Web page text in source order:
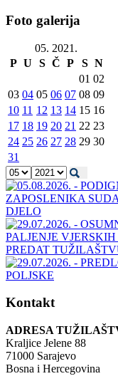
Foto galerija
05. 2021.
P U S Č P S N
01 02
03 04 05 06 07 08 09
10 11 12 13 14 15 16
17 18 19 20 21 22 23
24 25 26 27 28 29 30
31
Kontakt
ADRESA
Kraljice Jelene 88
71000 Sarajevo
Bosna i Hercegovina